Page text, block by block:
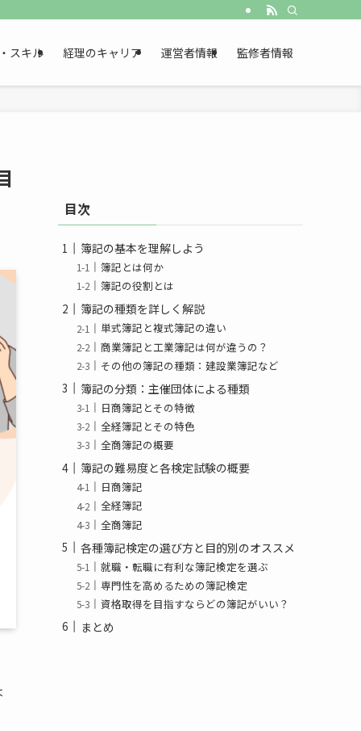
スキル 経理のキャリア 運営者情報 監修者情報
目次
簿記の基本を理解しよう
簿記とは何か
簿記の役割とは
簿記の種類を詳しく解説
単式簿記と複式簿記の違い
商業簿記と工業簿記は何が違うの？
その他の簿記の種類：建設業簿記など
簿記の分類：主催団体による種類
日商簿記とその特徴
全経簿記とその特色
全商簿記の概要
簿記の難易度と各検定試験の概要
日商簿記
全経簿記
全商簿記
各種簿記検定の選び方と目的別のオススメ
就職・転職に有利な簿記検定を選ぶ
専門性を高めるための簿記検定
資格取得を目指すならどの簿記がいい？
まとめ